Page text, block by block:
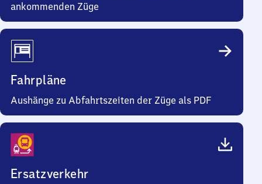
ankommenden Züge
Fahrpläne
Aushänge zu Abfahrtszeiten der Züge als PDF
Ersatzverkehr